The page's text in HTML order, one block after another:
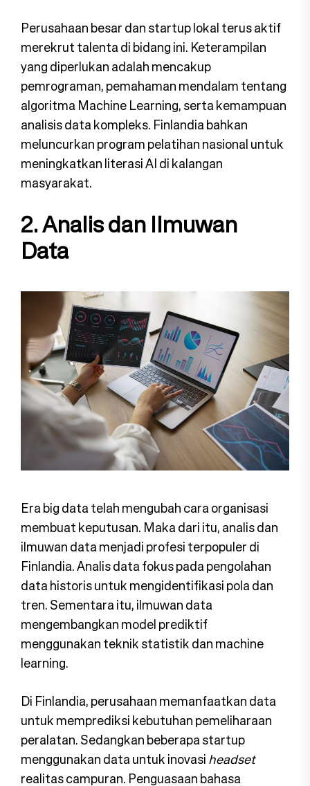
Perusahaan besar dan startup lokal terus aktif
merekrut talenta di bidang ini. Keterampilan
yang diperlukan adalah mencakup
pemrograman, pemahaman mendalam tentang
algoritma Machine Learning, serta kemampuan
analisis data kompleks. Finlandia bahkan
meluncurkan program pelatihan nasional untuk
meningkatkan literasi AI di kalangan
masyarakat.
2. Analis dan Ilmuwan
Data
Era big data telah mengubah cara organisasi
membuat keputusan. Maka dari itu, analis dan
ilmuwan data menjadi profesi terpopuler di
Finlandia. Analis data fokus pada pengolahan
data historis untuk mengidentifikasi pola dan
tren. Sementara itu, ilmuwan data
mengembangkan model prediktif
menggunakan teknik statistik dan machine
learning.
Di Finlandia, perusahaan memanfaatkan data
untuk memprediksi kebutuhan pemeliharaan
peralatan. Sedangkan beberapa startup
menggunakan data untuk inovasiheadset
realitas campuran. Penguasaan bahasa